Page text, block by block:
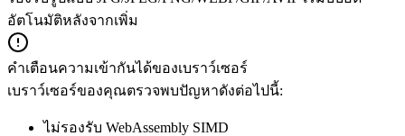
อัตโนมัติหลังจากเพิ่ม
คำเตือนความเข้ากันได้ของเบราว์เซอร์
เบราว์เซอร์ของคุณตรวจพบปัญหาดังต่อไปนี้:
ไม่รองรับ WebAssembly SIMD